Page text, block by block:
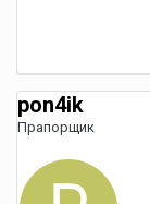
pon4ik
Прапорщик